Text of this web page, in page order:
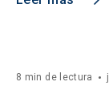
8 min de lectura